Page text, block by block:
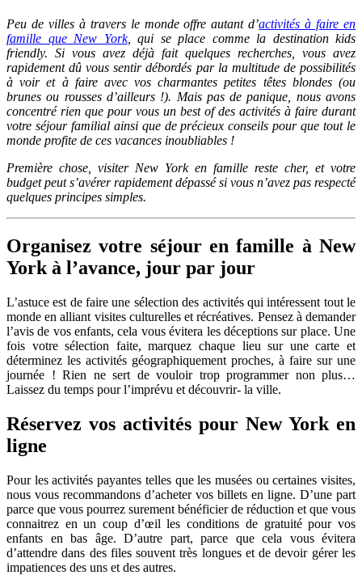
Peu de villes à travers le monde offre autant d’activités à faire en
famille que New York, qui se place comme la destination kids
friendly. Si vous avez déjà fait quelques recherches, vous avez
rapidement dû vous sentir débordés par la multitude de possibilités
à voir et à faire avec vos charmantes petites têtes blondes (ou
brunes ou rousses d’ailleurs !). Mais pas de panique, nous avons
concentré rien que pour vous un best of des activités à faire durant
votre séjour familial ainsi que de précieux conseils pour que tout le
monde profite de ces vacances inoubliables !
Première chose, visiter New York en famille reste cher, et votre
budget peut s’avérer rapidement dépassé si vous n’avez pas respecté
quelques principes simples.
Organisez votre séjour en famille à New
York à l’avance, jour par jour
L’astuce est de faire une sélection des activités qui intéressent tout le
monde en alliant visites culturelles et récréatives. Pensez à demander
l’avis de vos enfants, cela vous évitera les déceptions sur place. Une
fois votre sélection faite, marquez chaque lieu sur une carte et
déterminez les activités géographiquement proches, à faire sur une
journée ! Rien ne sert de vouloir trop programmer non plus…
Laissez du temps pour l’imprévu et découvrir- la ville.
Réservez vos activités pour New York en
ligne
Pour les activités payantes telles que les musées ou certaines visites,
nous vous recommandons d’acheter vos billets en ligne. D’une part
parce que vous pourrez surement bénéficier de réduction et que vous
connaitrez en un coup d’œil les conditions de gratuité pour vos
enfants en bas âge. D’autre part, parce que cela vous évitera
d’attendre dans des files souvent très longues et de devoir gérer les
impatiences des uns et des autres.